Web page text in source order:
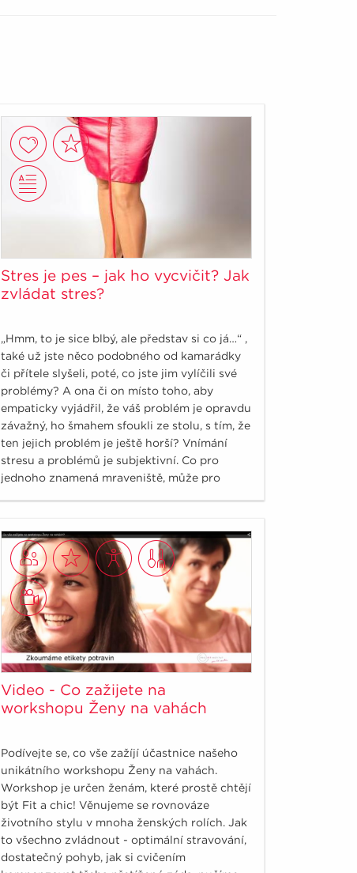
Stres je pes – jak ho vycvičit? Jak
zvládat stres?
„Hmm, to je sice blbý, ale představ si co já…“ ,
také už jste něco podobného od kamarádky
či přítele slyšeli, poté, co jste jim vylíčili své
problémy? A ona či on místo toho, aby
empaticky vyjádřil, že váš problém je opravdu
závažný, ho šmahem sfoukli ze stolu, s tím, že
ten jejich problém je ještě horší? Vnímání
stresu a problémů je subjektivní. Co pro
jednoho znamená mraveniště, může pro
zda jste vrcholový manager nebo žena v
domácnosti. Stresu nezabráníme, pouze ho
můžeme zvládnout.
Video - Co zažijete na
workshopu Ženy na vahách
Podívejte se, co vše zažíjí účastnice našeho
unikátního workshopu Ženy na vahách.
Workshop je určen ženám, které prostě chtějí
být Fit a chic! Věnujeme se rovnováze
životního stylu v mnoha ženských rolích. Jak
to všechno zvládnout - optimální stravování,
dostatečný pohyb, jak si cvičením